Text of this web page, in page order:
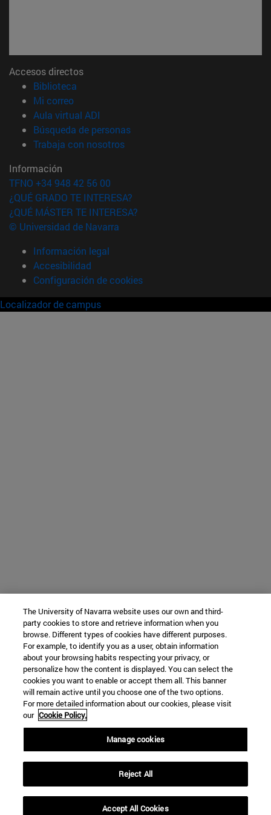
Accesos directos
Biblioteca
Mi correo(abre en nueva ventana)
Aula virtual ADI
Búsqueda de personas(abre en nueva ventana)
Trabaja con nosotros(abre en nueva ventana)
Información
TFNO +34 948 42 56 00
¿QUÉ GRADO TE INTERESA?
¿QUÉ MÁSTER TE INTERESA?
© Universidad de Navarra
Información legal
Accesibilidad
Configuración de cookies
Localizador de campus
The University of Navarra website uses our own and third-
party cookies to store and retrieve information when you
browse. Different types of cookies have different purposes.
For example, to identify you as a user, obtain information
about your browsing habits respecting your privacy, or
personalize how the content is displayed. You can select the
cookies you want to enable or accept them all. This banner
will remain active until you choose one of the two options.
For more detailed information about our cookies, please visit
our Cookie Policy.
Manage cookies
Reject All
Accept All Cookies